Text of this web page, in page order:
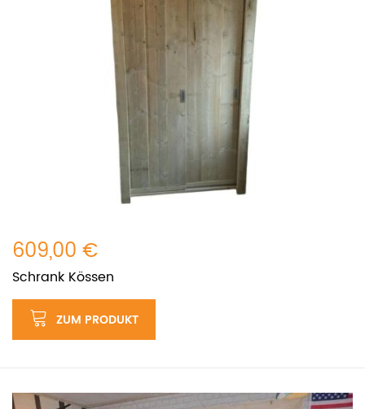
609,00 €
Schrank Kössen
ZUM PRODUKT